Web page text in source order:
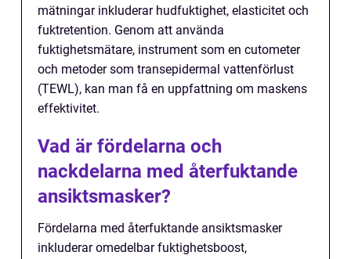
mätningar inkluderar hudfuktighet, elasticitet och
fuktretention. Genom att använda
fuktighetsmätare, instrument som en cutometer
och metoder som transepidermal vattenförlust
(TEWL), kan man få en uppfattning om maskens
effektivitet.
Vad är fördelarna och
nackdelarna med återfuktande
ansiktsmasker?
Fördelarna med återfuktande ansiktsmasker
inkluderar omedelbar fuktighetsboost,